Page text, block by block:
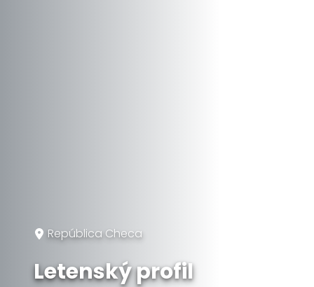
República Checa
Letenský profil